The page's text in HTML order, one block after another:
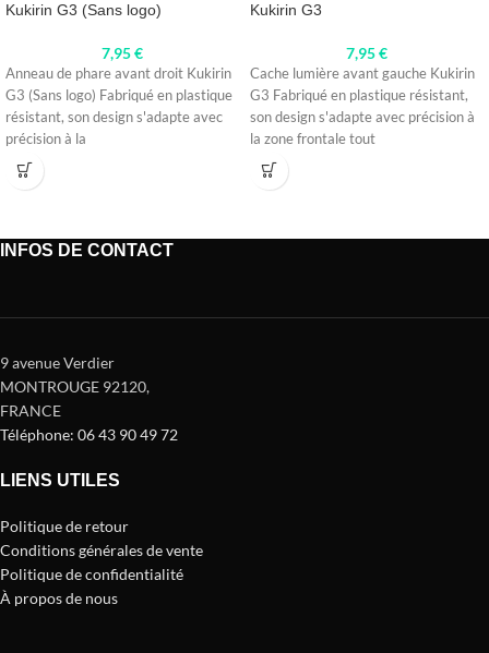
Kukirin G3 (Sans logo)
7,95€
Anneau de phare avant droit Kukirin
G3 (Sans logo) Fabriqué en plastique
résistant, son design s'adapte avec
précision à la
Kukirin G3
7,95€
Cache lumière avant gauche Kukirin
G3 Fabriqué en plastique résistant,
son design s'adapte avec précision à
la zone frontale tout
INFOS DE CONTACT
9 avenue Verdier
MONTROUGE 92120,
FRANCE
Téléphone: 06 43 90 49 72
LIENS UTILES
Politique de retour
Conditions générales de vente
Politique de confidentialité
À propos de nous